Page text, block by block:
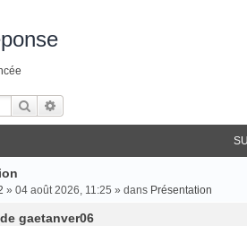
Rechercher
» 04 août 2026, 11:25 » dans Présentation
gaetanver06